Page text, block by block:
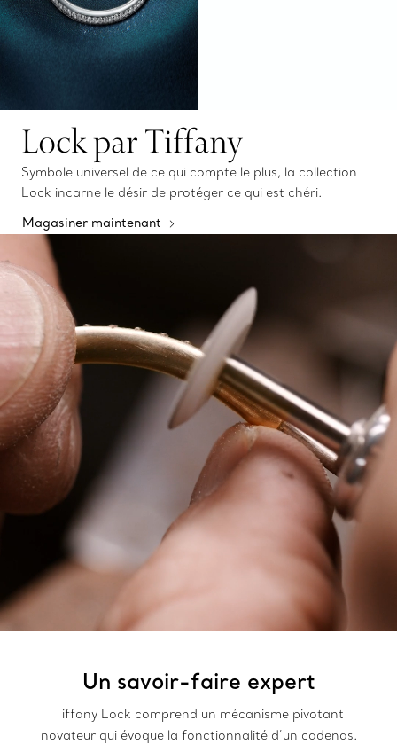
Lock par Tiffany
Symbole universel de ce qui compte le plus, la collection
Lock incarne le désir de protéger ce qui est chéri.
Magasiner maintenant
Un savoir-faire expert
Tiffany Lock comprend un mécanisme pivotant
novateur qui évoque la fonctionnalité d’un cadenas.